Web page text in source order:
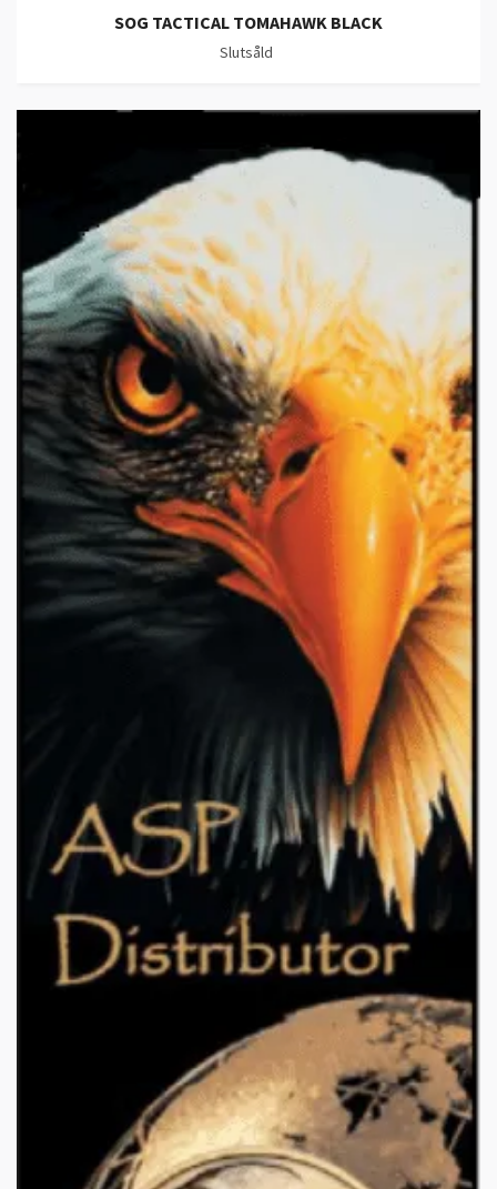
SOG TACTICAL TOMAHAWK BLACK
Slutsåld